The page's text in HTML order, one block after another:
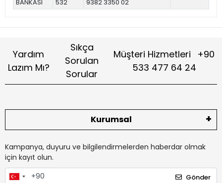
BANKASI
532
9382 3350 02
Yardım
Lazım Mı?
Sıkça
Sorulan
Sorular
Müşteri Hizmetleri
+90
533 477 64 24
Kurumsal
Kampanya, duyuru ve bilgilendirmelerden haberdar olmak
için kayıt olun.
Gönder